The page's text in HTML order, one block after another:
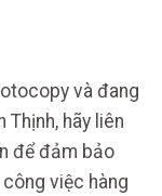
và đang
Thịnh, hãy liên
để đảm bảo
việc hàng